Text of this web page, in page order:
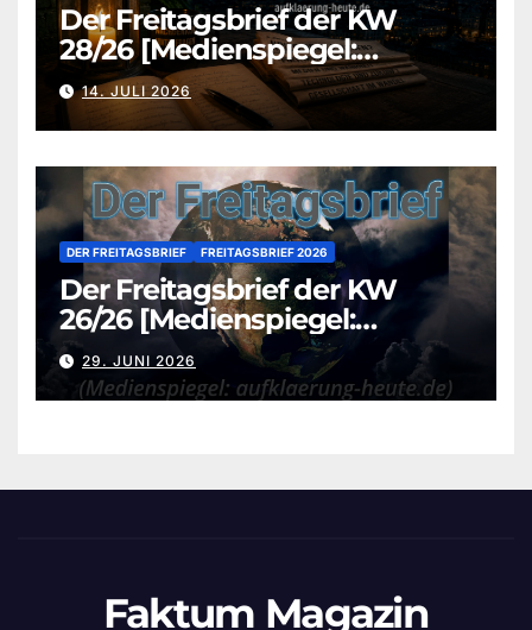
Der Freitagsbrief der KW
28/26 [Medienspiegel:
aufklaerung-heute.de]
14. JULI 2026
DER FREITAGSBRIEF FREITAGSBRIEF 2026
Der Freitagsbrief der KW
26/26 [Medienspiegel:
aufklaerung-heute.de]
29. JUNI 2026
Faktum Magazin